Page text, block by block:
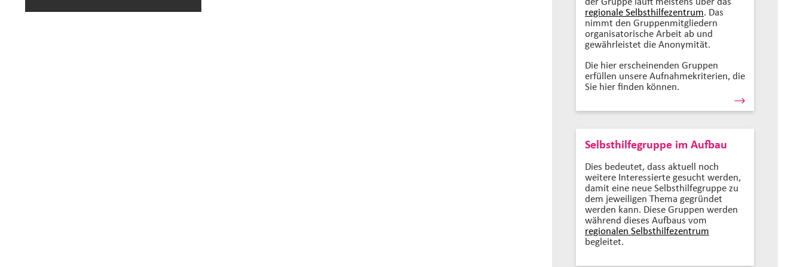
regionale Selbsthilfezentrum. Das
nimmt den Gruppenmitgliedern
organisatorische Arbeit ab und
gewährleistet die Anonymität.
Die hier erscheinenden Gruppen
erfüllen unsere Aufnahmekriterien, die
Sie hier finden können.
Selbsthilfegruppe im Aufbau
Dies bedeutet, dass aktuell noch
weitere Interessierte gesucht werden,
damit eine neue Selbsthilfegruppe zu
dem jeweiligen Thema gegründet
werden kann. Diese Gruppen werden
während dieses Aufbaus vom
regionalen Selbsthilfezentrum
begleitet.